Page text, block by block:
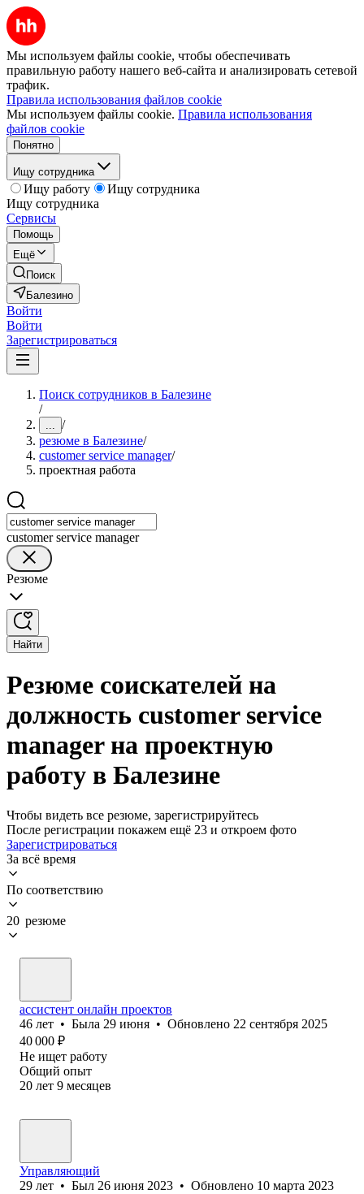
Мы используем файлы cookie, чтобы обеспечивать
правильную работу нашего веб-сайта и анализировать сетевой
трафик.
Правила использования файлов cookie
Мы используем файлы cookie. Правила использования
файлов cookie
Понятно
Ищу сотрудника
Ищу работу
Ищу сотрудника
Ищу сотрудника
Сервисы
Помощь
Ещё
Поиск
Балезино
Войти
Войти
Зарегистрироваться
Поиск сотрудников в Балезине
/
... /
резюме в Балезине/
customer service manager/
проектная работа
customer service manager
Резюме
Найти
Резюме соискателей на
должность customer service
manager на проектную
работу в Балезине
Чтобы видеть все резюме, зарегистрируйтесь
После регистрации покажем ещё 23 и откроем фото
Зарегистрироваться
За всё время
По соответствию
20 резюме
ассистент онлайн проектов
46 лет • Была 29 июня • Обновлено 22 сентября 2025
40 000 ₽
Не ищет работу
Общий опыт
20 лет 9 месяцев
Управляющий
29 лет • Был 26 июня 2023 • Обновлено 10 марта 2023